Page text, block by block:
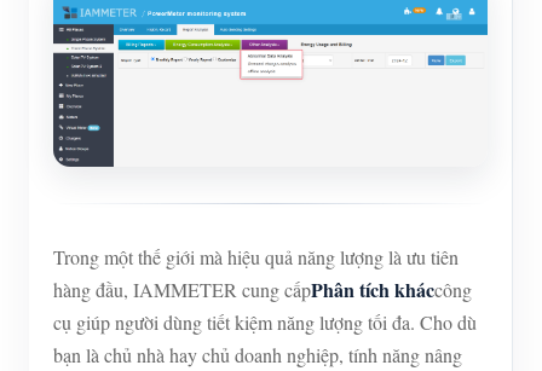
Trình mô phỏng IAMMETER
Đồng hồ đo ảo
Màn hình năng lượng hệ thống PV năng lượng mặt
trời
Màn hình sử dụng điện
Hệ thống điều khiển máy sưởi PV
Cửa hàng
Tài nguyên
Khởi động nhanh sản phẩm
Tài liệu
Cộng đồng
Nhà phát triển
Trong một thế giới mà hiệu quả năng lượng là ưu tiên
hàng đầu, IAMMETER cung cấpPhân tích kháccông
cụ giúp người dùng tiết kiệm năng lượng tối đa. Cho dù
bạn là chủ nhà hay chủ doanh nghiệp, tính năng nâng